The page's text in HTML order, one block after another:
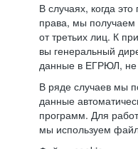
В случаях, когда
права, мы
от третьих лиц. К
вы генеральный
данные в ЕГРЮЛ, не
В ряде случаев мы
данные
программ. Для
мы используем